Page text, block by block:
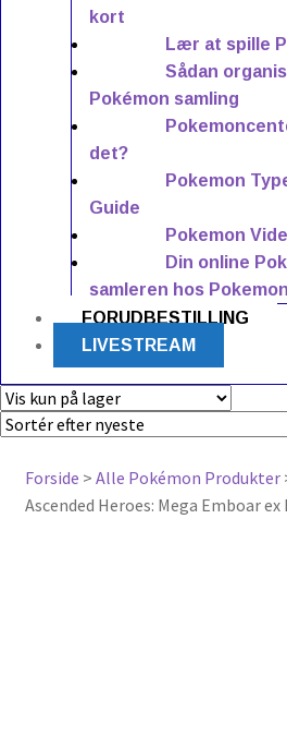
kort
Lær at spille
Sådan
Pokémon samling
det?
Pokemon
Guide
Pokemon
Din online
samleren hos
FORUDBESTILLING
LIVESTREAM
Forside > Alle Pokémon Produkter
Ascended Heroes: Mega Emboar ex